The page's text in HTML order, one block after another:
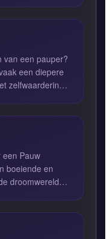
van een pauper?
een diepere
zelfwaardering
een Pauw
boeiende en
droomwereld